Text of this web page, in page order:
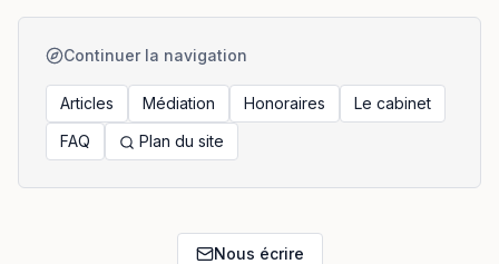
Continuer la navigation
Articles Médiation Honoraires
Le cabinet
FAQ
Plan du site
Nous écrire